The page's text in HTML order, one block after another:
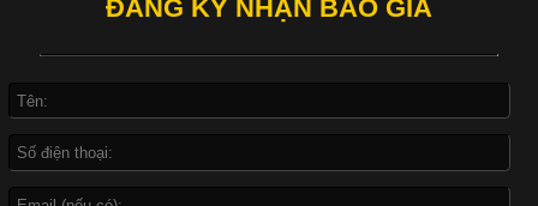
Đại
In Chuyển Nhiệt Là Gì? Công Nghệ In Hiện Đại Trong Ngành
May Mặc Trong ngành in ấn và thời trang, in chuyển nhiệt đang
ĐĂNG KÝ NHẬN BÁO GIÁ